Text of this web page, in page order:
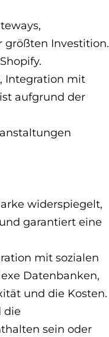
größten Investition.
Integration mit
aufgrund der
widerspiegelt,
garantiert eine
mit sozialen
Datenbanken,
und die Kosten.
die
sein oder